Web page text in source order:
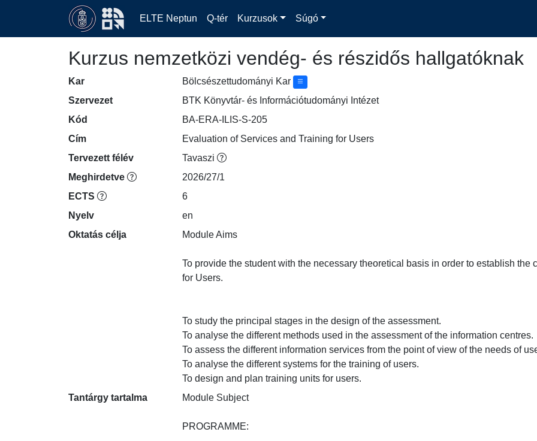
ELTE Neptun Q-tér Kurzusok Súgó
Kurzus nemzetközi vendég- és részidős hallgatóknak
Kar
Bölcsészettudományi Kar
Szervezet
BTK Könyvtár- és Információtudományi Intézet
Kód
BA-ERA-ILIS-S-205
Cím
Evaluation of Services and Training for Users
Tervezett félév
Tavaszi
Meghirdetve
2026/27/1
ECTS
6
Nyelv
en
Oktatás célja
Module Aims
To provide the student with the necessary theoretical basis in order to establish
for Users.
To study the principal stages in the design of the assessment.
To analyse the different methods used in the assessment of the information centres.
To assess the different information services from the point of view of the needs of
To analyse the different systems for the training of users.
To design and plan training units for users.
Tantárgy tartalma
Module Subject
PROGRAMME: